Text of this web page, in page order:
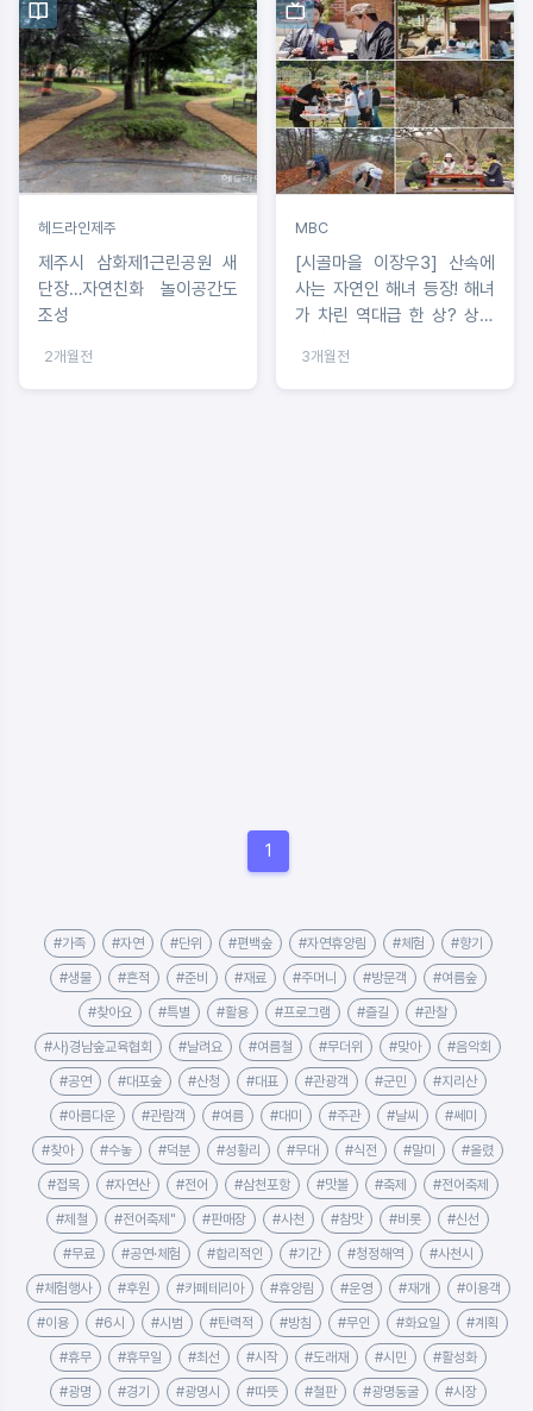
헤드라인제주
제주시 삼화제1근린공원 새
단장…자연친화 놀이공간도
조성
2개월전
MBC
[시골마을 이장우3] 산속에
사는 자연인 해녀 등장! 해녀
가 차린 역대급 한 상? 상상
3개월전
1
#가족 #자연 #단위 #편백숲 #자연휴양림 #체험 #향기
#생물 #흔적 #준비 #재료 #주머니 #방문객 #여름숲
#찾아요 #특별 #활용 #프로그램 #즐길 #관찰
#사)경남숲교육협회 #날려요 #여름철 #무더위 #맞아 #음악회
#공연 #대포숲 #산청 #대표 #관광객 #군민 #지리산
#아름다운 #관람객 #여름 #대미 #주관 #날씨 #쎄미
#찾아 #수놓 #덕분 #성황리 #무대 #식전 #말미 #올렸
#접목 #자연산 #전어 #삼천포항 #맛볼 #축제 #전어축제
#제철 #전어축제" #판매장 #사천 #참맛 #비롯 #신선
#무료 #공연·체험 #합리적인 #기간 #청정해역 #사천시
#체험행사 #후원 #카페테리아 #휴양림 #운영 #재개 #이용객
#이용 #6시 #시범 #탄력적 #방침 #무인 #화요일 #계획
#휴무 #휴무일 #최선 #시작 #도래재 #시민 #활성화
#광명 #경기 #광명시 #따뜻 #철판 #광명동굴 #시장